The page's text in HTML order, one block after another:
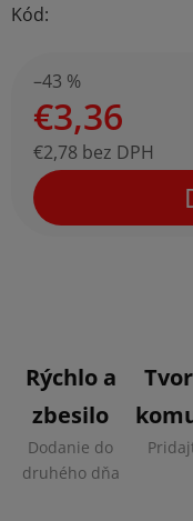
Kód:
–43 %
€3,36
€2,78 bez DPH
Jednotková cena:
Rýchlo a
zbesilo
Dodanie do
druhého dňa